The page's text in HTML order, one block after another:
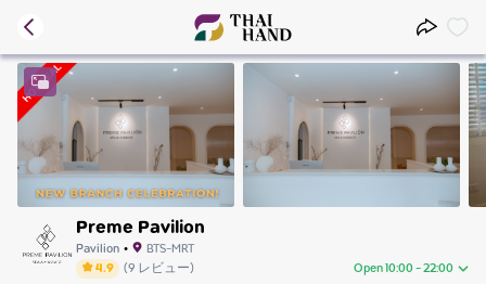
Preme Pavilion
Pavilion• BTS-MRT
4.9 (9 レビュー) Open 10:00 - 22:00